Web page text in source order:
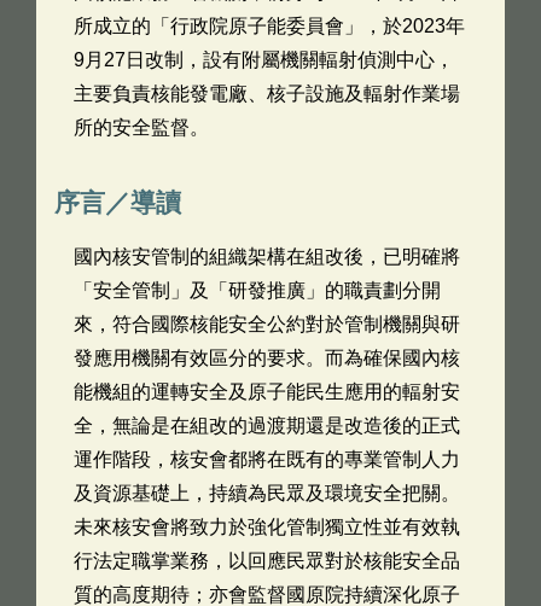
所成立的「行政院原子能委員會」，於2023年
9月27日改制，設有附屬機關輻射偵測中心，
主要負責核能發電廠、核子設施及輻射作業場
所的安全監督。
序言／導讀
國內核安管制的組織架構在組改後，已明確將
「安全管制」及「研發推廣」的職責劃分開
來，符合國際核能安全公約對於管制機關與研
發應用機關有效區分的要求。而為確保國內核
能機組的運轉安全及原子能民生應用的輻射安
全，無論是在組改的過渡期還是改造後的正式
運作階段，核安會都將在既有的專業管制人力
及資源基礎上，持續為民眾及環境安全把關。
未來核安會將致力於強化管制獨立性並有效執
行法定職掌業務，以回應民眾對於核能安全品
質的高度期待；亦會監督國原院持續深化原子